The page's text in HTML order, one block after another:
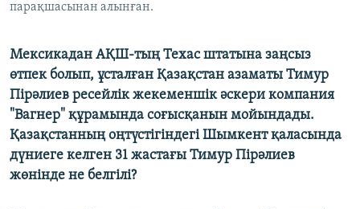
парақшасынан алынған.
Мексикадан АҚШ-тың Техас штатына заңсыз
өтпек болып, ұсталған Қазақстан азаматы Тимур
Пірәлиев ресейлік жекеменшік әскери компания
"Вагнер" құрамында соғысқанын мойындады.
Қазақстанның оңтүстігіндегі Шымкент қаласында
дүниеге келген 31 жастағы Тимур Пірәлиев
жөнінде не белгілі?